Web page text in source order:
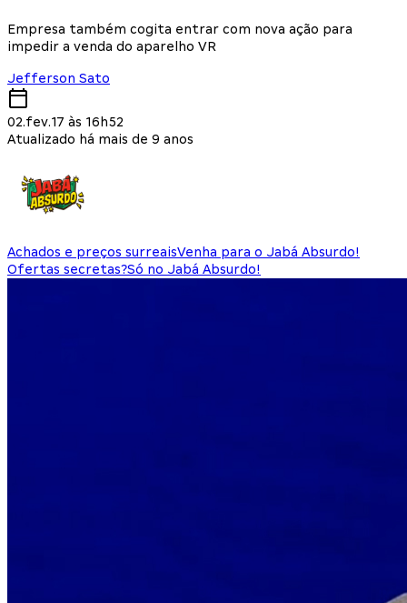
Empresa também cogita entrar com nova ação para
impedir a venda do aparelho VR
Jefferson Sato
02.fev.17 às 16h52
Atualizado há mais de 9 anos
Achados e preços surreaisVenha para o Jabá Absurdo!
Ofertas secretas?Só no Jabá Absurdo!